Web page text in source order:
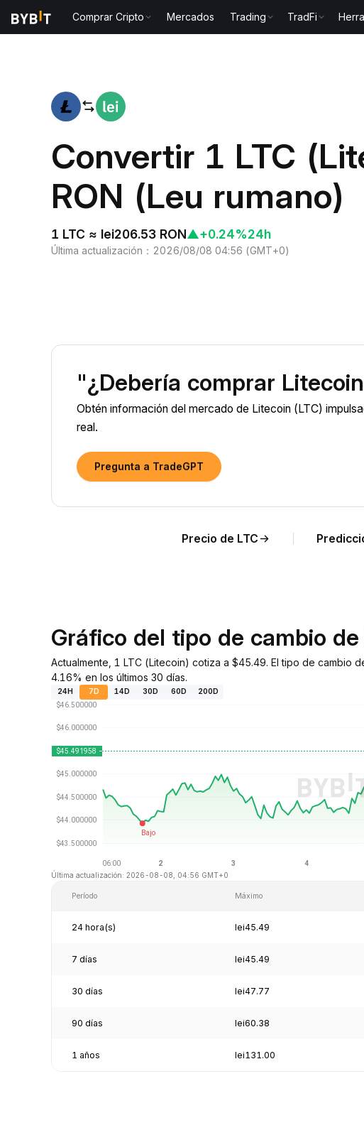
Comprar Cripto Mercados Trading TradFi
Convertir 1 LTC
RON (Leu rumano)
1 LTC ≈ lei206.53 RON▲+0.24%24h
Última actualización ： 2026/08/08 04:56 (GMT+0)
"¿Debería comprar
Obtén información del mercado de Litecoin (LTC)
real.
Pregunta a TradeGPT
Precio de LTC
Gráfico del tipo de cambio de
Actualmente, 1 LTC (Litecoin) cotiza a $45.49. El tipo de cambio
4.16% en los últimos 30 días.
24H 7D 14D 30D 60D 200D
Última actualización: 2026-08-08, 04:56 GMT+0
Período Máximo
24 hora(s) lei45.49
7 días lei45.49
30 días lei47.77
90 días lei60.38
1 años lei131.00